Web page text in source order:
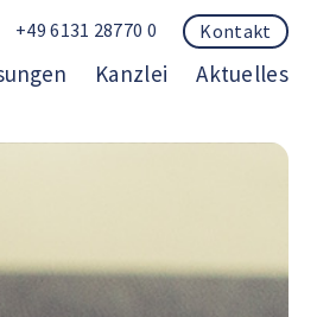
+49 6131 28770 0 Kontakt
Kanzlei Aktuelles